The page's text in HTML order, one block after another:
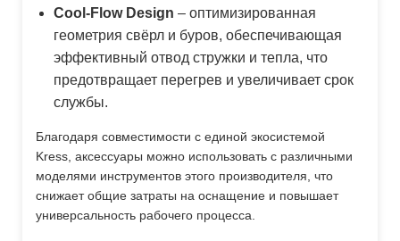
Cool-Flow Design – оптимизированная
геометрия свёрл и буров, обеспечивающая
эффективный отвод стружки и тепла, что
предотвращает перегрев и увеличивает срок
службы.
Благодаря совместимости с единой экосистемой
Kress, аксессуары можно использовать с различными
моделями инструментов этого производителя, что
снижает общие затраты на оснащение и повышает
универсальность рабочего процесса.